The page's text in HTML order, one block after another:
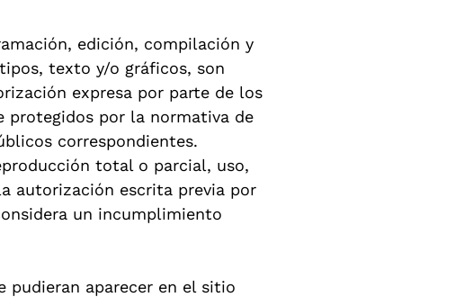
edición, compilación y
texto y/o gráficos, son
expresa por parte de los
protegidos por la normativa de
correspondientes.
total o parcial, uso,
autorización escrita previa por
un incumplimiento
pudieran aparecer en el sitio